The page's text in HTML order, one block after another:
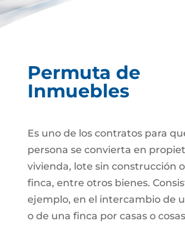
Permuta de
Inmuebles
Es uno de los contratos para
persona se convierta en
vivienda, lote sin construcción
finca, entre otros bienes.
ejemplo, en el intercambio de
o de una finca por casas o